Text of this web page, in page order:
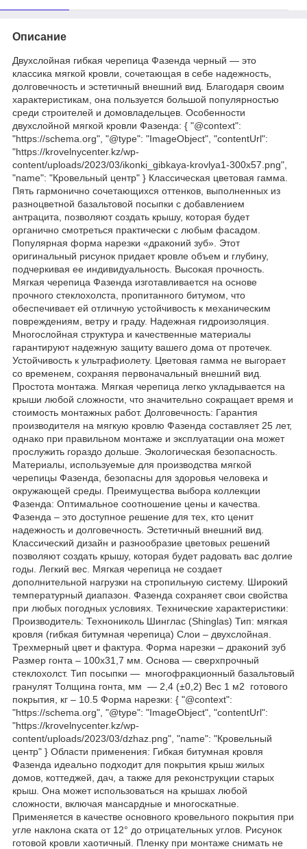
Описание
Двухслойная гибкая черепица Фазенда черный — это
классика мягкой кровли, сочетающая в себе надежность,
долговечность и эстетичный внешний вид. Благодаря своим
характеристикам, она пользуется большой популярностью
среди строителей и домовладельцев. Особенности
двухслойной мягкой кровли Фазенда: { "@context":
"https://schema.org", "@type": "ImageObject", "contentUrl":
"https://krovelnycenter.kz/wp-
content/uploads/2023/03/ikonki_gibkaya-krovlya1-300x57.png",
"name": "Кровельный центр" } Классическая цветовая гамма.
Пять гармонично сочетающихся оттенков, выполненных из
разноцветной базальтовой посыпки с добавлением
антрацита, позволяют создать крышу, которая будет
органично смотреться практически с любым фасадом.
Популярная форма нарезки «драконий зуб». Этот
оригинальный рисунок придает кровле объем и глубину,
подчеркивая ее индивидуальность. Высокая прочность.
Мягкая черепица Фазенда изготавливается на основе
прочного стеклохолста, пропитанного битумом, что
обеспечивает ей отличную устойчивость к механическим
повреждениям, ветру и граду. Надежная гидроизоляция.
Многослойная структура и качественные материалы
гарантируют надежную защиту вашего дома от протечек.
Устойчивость к ультрафиолету. Цветовая гамма не выгорает
со временем, сохраняя первоначальный внешний вид.
Простота монтажа. Мягкая черепица легко укладывается на
крыши любой сложности, что значительно сокращает время и
стоимость монтажных работ. Долговечность: Гарантия
производителя на мягкую кровлю Фазенда составляет 25 лет,
однако при правильном монтаже и эксплуатации она может
прослужить гораздо дольше. Экологическая безопасность.
Материалы, используемые для производства мягкой
черепицы Фазенда, безопасны для здоровья человека и
окружающей среды. Преимущества выбора коллекции
Фазенда: Оптимальное соотношение цены и качества.
Фазенда – это доступное решение для тех, кто ценит
надежность и долговечность. Эстетичный внешний вид.
Классический дизайн и разнообразие цветовых решений
позволяют создать крышу, которая будет радовать вас долгие
годы. Легкий вес. Мягкая черепица не создает
дополнительной нагрузки на стропильную систему. Широкий
температурный диапазон. Фазенда сохраняет свои свойства
при любых погодных условиях. Технические характеристики:
Производитель: Технониколь Шинглас (Shinglas) Тип: мягкая
кровля (гибкая битумная черепица) Слои – двухслойная.
Трехмерный цвет и фактура. Форма нарезки – драконий зуб
Размер гонта – 100х31,7 мм. Основа — сверхпрочный
стеклохолст. Тип посыпки — многофракционный базальтовый
гранулят Толщина гонта, мм — 2,4 (±0,2) Вес 1 м2 готового
покрытия, кг – 10.5 Форма нарезки: { "@context":
"https://schema.org", "@type": "ImageObject", "contentUrl":
"https://krovelnycenter.kz/wp-
content/uploads/2023/03/dzhaz.png", "name": "Кровельный
центр" } Области применения: Гибкая битумная кровля
Фазенда идеально подходит для покрытия крыш жилых
домов, коттеджей, дач, а также для реконструкции старых
крыш. Она может использоваться на крышах любой
сложности, включая мансардные и многоскатные.
Применяется в качестве основного кровельного покрытия при
угле наклона ската от 12° до отрицательных углов. Рисунок
готовой кровли хаотичный. Пленку при монтаже снимать не